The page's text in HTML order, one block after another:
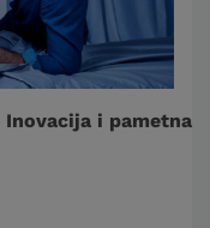
Inovacija i pametna